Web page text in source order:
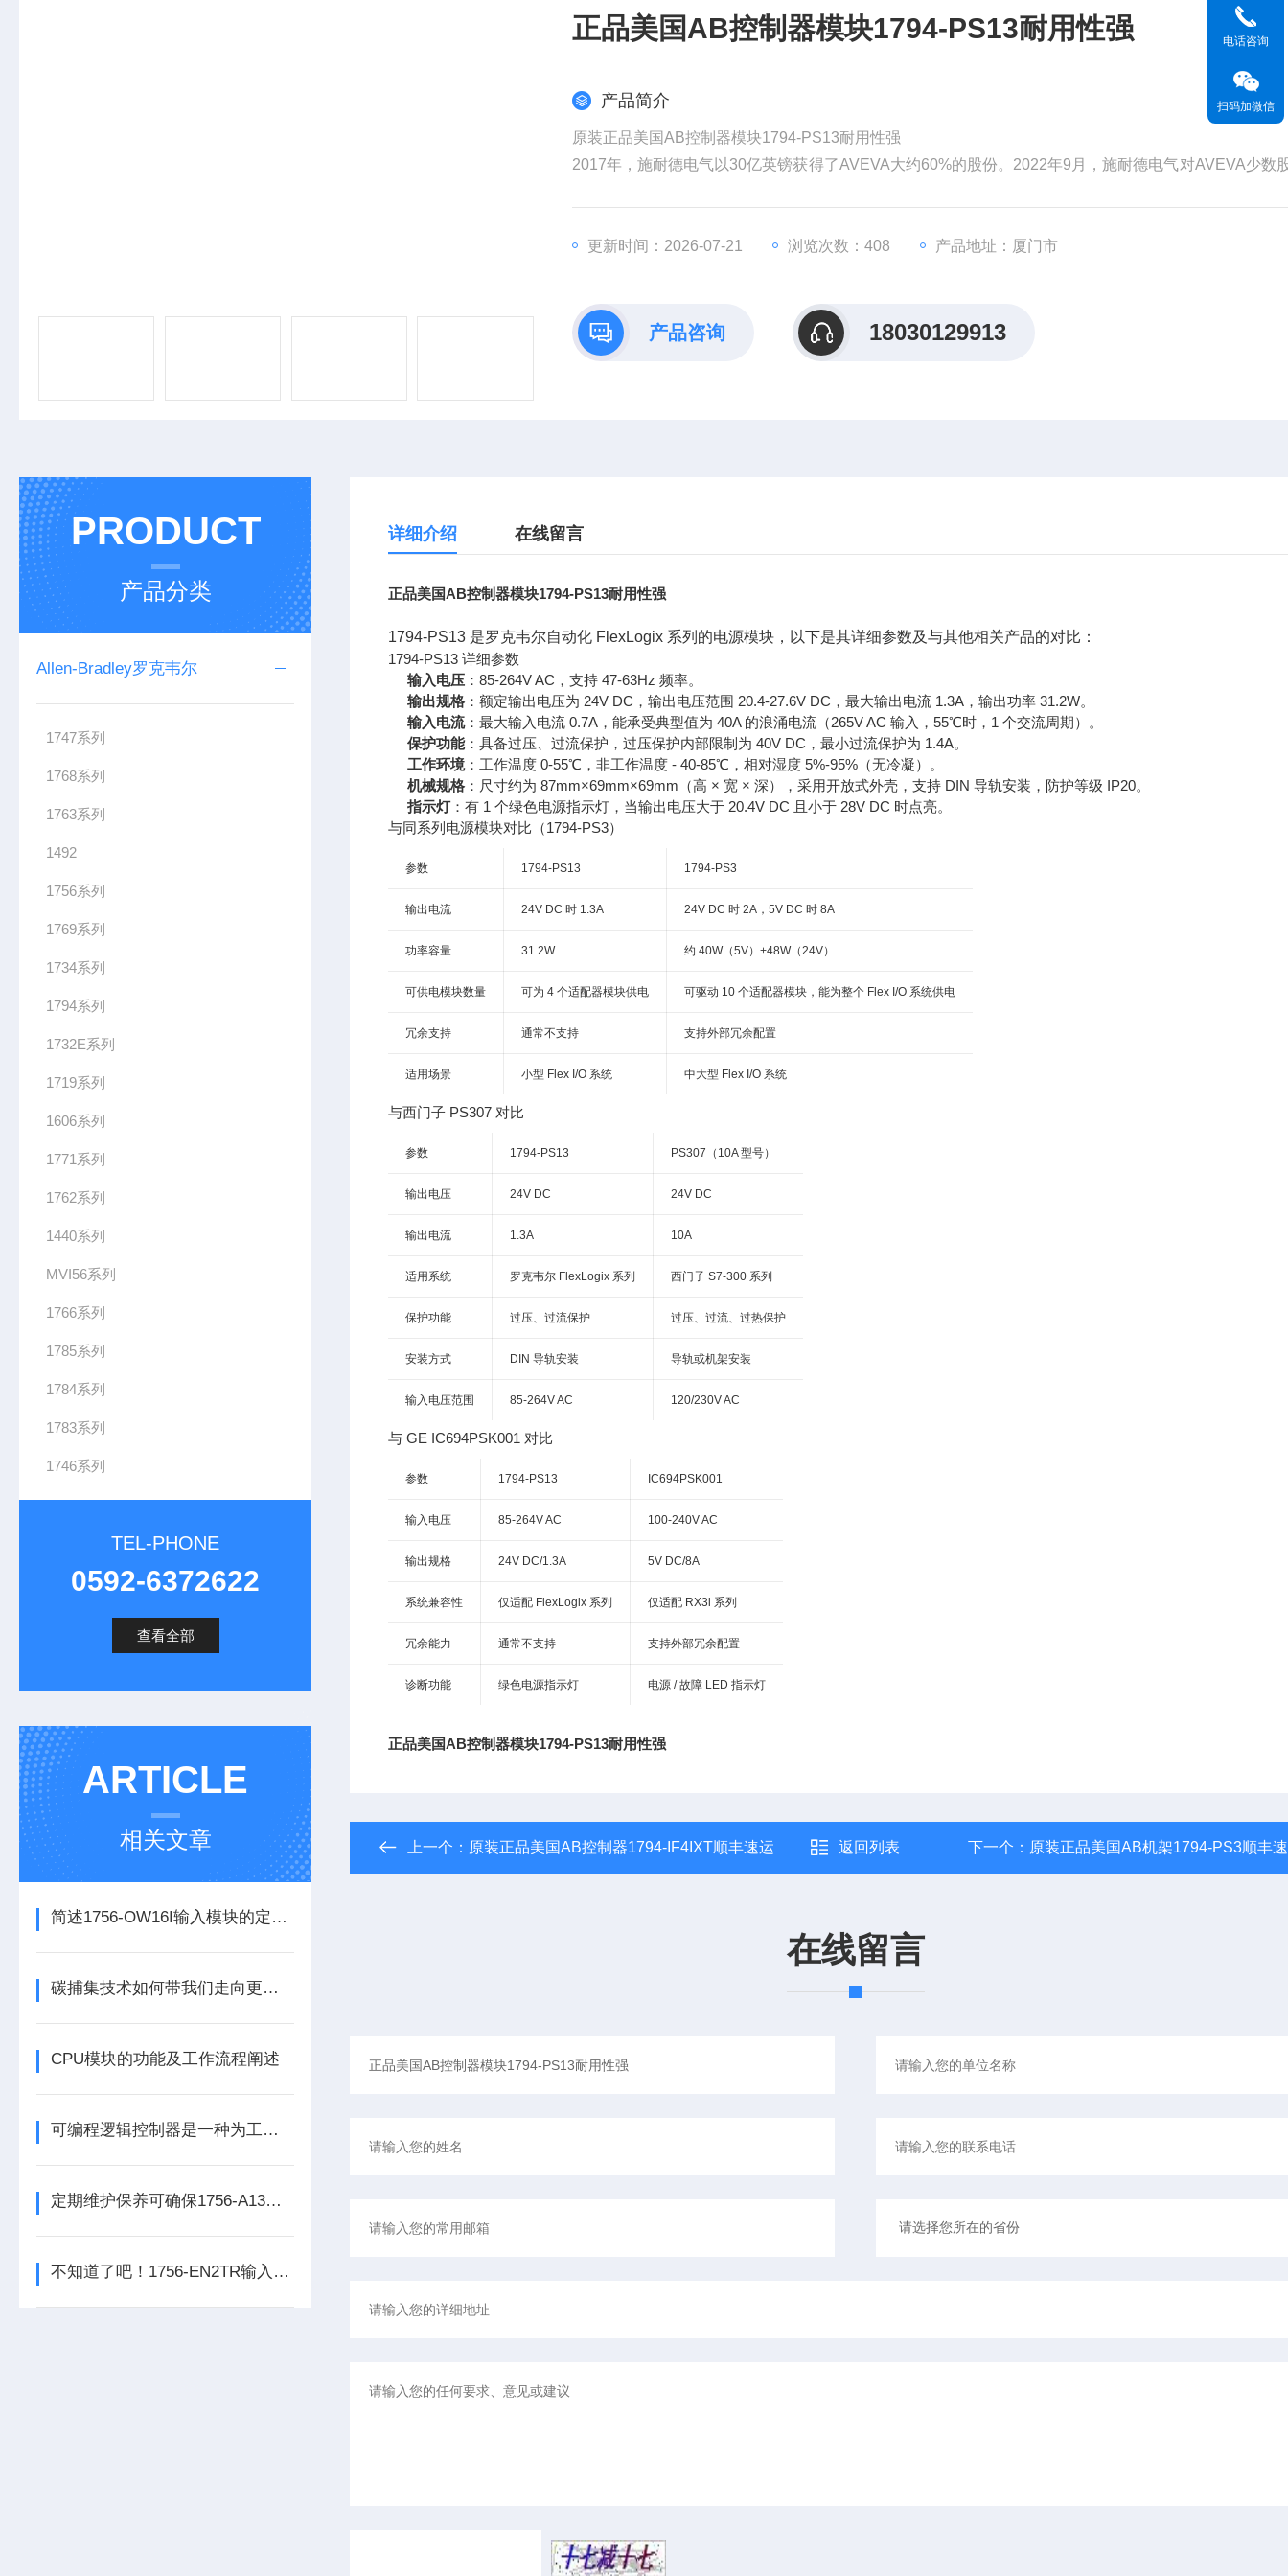
正品美国AB控制器模块1794-PS13耐用性强
产品简介
原装正品美国AB控制器模块1794-PS13耐用性强
2017年，施耐德电气以30亿英镑获得了AVEVA大约60%的股份。2022年9月，施耐德电气对AVEVA少数
全球工业部门越来越依赖数据来实现商业价值。但和其他材料一
更新时间：2026-07-21 浏览次数：408 产品地址：厦门市
产品咨询 18030129913
PRODUCT
产品分类
Allen-Bradley罗克韦尔
1747系列
1768系列
1763系列
1492
1756系列
1769系列
1734系列
1794系列
1732E系列
1719系列
1606系列
1771系列
1762系列
1440系列
MVI56系列
1766系列
1785系列
1784系列
1783系列
1746系列
TEL-PHONE
0592-6372622
查看全部
ARTICLE
相关文章
简述1756-OW16I输入模块的定期维护保养建议
碳捕集技术如何带我们走向更洁净的未来？
CPU模块的功能及工作流程阐述
可编程逻辑控制器是一种为工业环境设计的数字运算操作电子系统
定期维护保养可确保1756-A13数字量输出模块的正常运行
不知道了吧！1756-EN2TR输入模块是数控系统动力的保障
详细介绍 在线留言
正品美国AB控制器模块1794-PS13耐用性强
1794-PS13 是罗克韦尔自动化 FlexLogix 系列的电源模块，以下是其详细参数及与其他相关产品的对比：
1794-PS13 详细参数
输入电压 ：85-264V AC，支持 47-63Hz 频率。
输出规格 ：额定输出电压为 24V DC，输出电压范围 20.4-27.6V DC，最大输出电流 1.3A，输出功率 31.2W。
输入电流：最大输入电流 0.7A，能承受典型值为 40A 的浪涌电流（265V AC 输入，55℃时，1 个交流周期）。
保护功能：具备过压、过流保护，过压保护内部限制为 40V DC，最小过流保护为 1.4A。
工作环境：工作温度 0-55℃，非工作温度 - 40-85℃，相对湿度 5%-95%（无冷凝）。
机械规格 ：尺寸约为 87mm×69mm×69mm（高 × 宽 × 深），采用开放式外壳，支持 DIN 导轨安装，防护等级 IP20。
指示灯：有 1 个绿色电源指示灯，当输出电压大于 20.4V DC 且小于 28V DC 时点亮。
与同系列电源模块对比（1794-PS3）
参数 1794-PS13 1794-PS3
输出电流 24V DC 时 1.3A 24V DC 时 2A，5V DC 时 8A
功率容量 31.2W 约 40W（5V）+48W（24V）
可供电模块数量 可为 4 个适配器模块供电 可驱动 10 个适配器模块，能为整个 Flex I/O 系统供电
冗余支持 通常不支持 支持外部冗余配置
适用场景 小型 Flex I/O 系统 中大型 Flex I/O 系统
与西门子 PS307 对比
参数 1794-PS13 PS307（10A 型号）
输出电压 24V DC 24V DC
输出电流 1.3A 10A
适用系统 罗克韦尔 FlexLogix 系列 西门子 S7-300 系列
保护功能 过压、过流保护 过压、过流、过热保护
安装方式 DIN 导轨安装 导轨或机架安装
输入电压范围 85-264V AC 120/230V AC
与 GE IC694PSK001 对比
参数 1794-PS13 IC694PSK001
输入电压 85-264V AC 100-240V AC
输出规格 24V DC/1.3A 5V DC/8A
系统兼容性 仅适配 FlexLogix 系列 仅适配 RX3i 系列
冗余能力 通常不支持 支持外部冗余配置
诊断功能 绿色电源指示灯 电源 / 故障 LED 指示灯
正品美国AB控制器模块1794-PS13耐用性强
上一个： 原装正品美国AB控制器1794-IF4IXT顺丰速运 返回列表 下一个： 原装正品美国AB机架1794-PS3顺丰
在线留言
电话咨询
扫码加微信